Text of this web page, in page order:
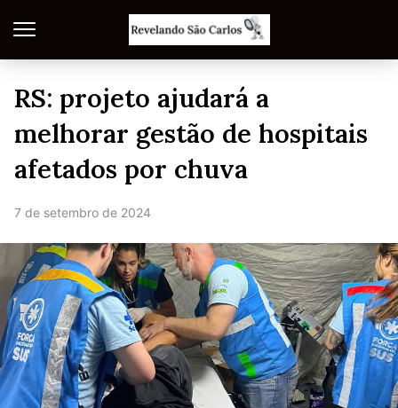
RS: projeto ajudará a
melhorar gestão de hospitais
afetados por chuva
7 de setembro de 2024